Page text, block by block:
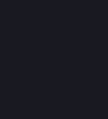
Si compras un título en Steam
se aplica el límite de 2 horas
reembolso (excepto en el caso
de devolución de 14 días no
lanzamiento. Por ejemplo, si
,
cuenta para el límite de 2
esté disponible antes de la
un reembolso en cualquier
plazo estándar de devolución
aplicará a partir de la fecha de